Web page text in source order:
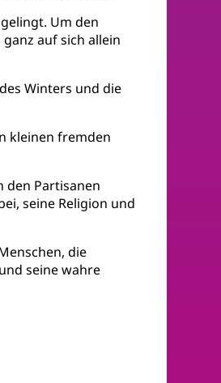
Um den
auf sich allein
Winters und die
kleinen fremden
den Partisanen
seine Religion und
die
seine wahre